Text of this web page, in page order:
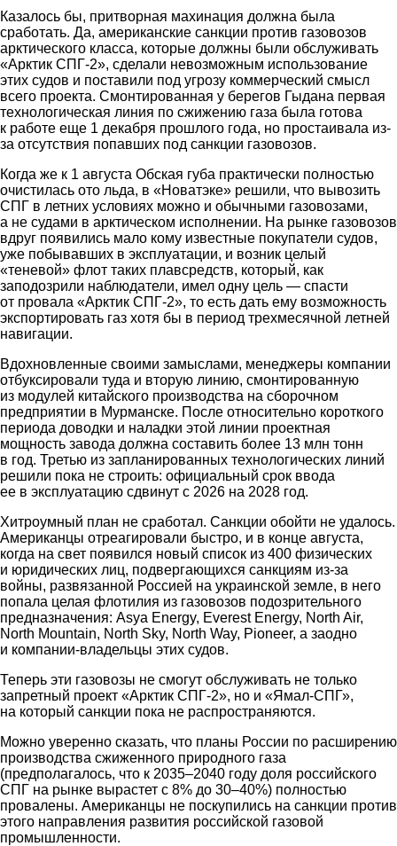
Казалось бы, притворная махинация должна была
сработать. Да, американские санкции против газовозов
арктического класса, которые должны были обслуживать
«Арктик СПГ-2», сделали невозможным использование
этих судов и поставили под угрозу коммерческий смысл
всего проекта. Смонтированная у берегов Гыдана первая
технологическая линия по сжижению газа была готова
к работе еще 1 декабря прошлого года, но простаивала из-
за отсутствия попавших под санкции газовозов.
Когда же к 1 августа Обская губа практически полностью
очистилась ото льда, в «Новатэке» решили, что вывозить
СПГ в летних условиях можно и обычными газовозами,
а не судами в арктическом исполнении. На рынке газовозов
вдруг появились мало кому известные покупатели судов,
уже побывавших в эксплуатации, и возник целый
«теневой» флот таких плавсредств, который, как
заподозрили наблюдатели, имел одну цель — спасти
от провала «Арктик СПГ-2», то есть дать ему возможность
экспортировать газ хотя бы в период трехмесячной летней
навигации.
Вдохновленные своими замыслами, менеджеры компании
отбуксировали туда и вторую линию, смонтированную
из модулей китайского производства на сборочном
предприятии в Мурманске. После относительно короткого
периода доводки и наладки этой линии проектная
мощность завода должна составить более 13 млн тонн
в год. Третью из запланированных технологических линий
решили пока не строить: официальный срок ввода
ее в эксплуатацию сдвинут с 2026 на 2028 год.
Хитроумный план не сработал. Санкции обойти не удалось.
Американцы отреагировали быстро, и в конце августа,
когда на свет появился новый список из 400 физических
и юридических лиц, подвергающихся санкциям из-за
войны, развязанной Россией на украинской земле, в него
попала целая флотилия из газовозов подозрительного
предназначения: Asya Energy, Everest Energy, North Air,
North Mountain, North Sky, North Way, Pioneer, а заодно
и компании-владельцы этих судов.
Теперь эти газовозы не смогут обслуживать не только
запретный проект «Арктик СПГ-2», но и «Ямал-СПГ»,
на который санкции пока не распространяются.
Можно уверенно сказать, что планы России по расширению
производства сжиженного природного газа
(предполагалось, что к 2035–2040 году доля российского
СПГ на рынке вырастет с 8% до 30–40%) полностью
провалены. Американцы не поскупились на санкции против
этого направления развития российской газовой
промышленности.